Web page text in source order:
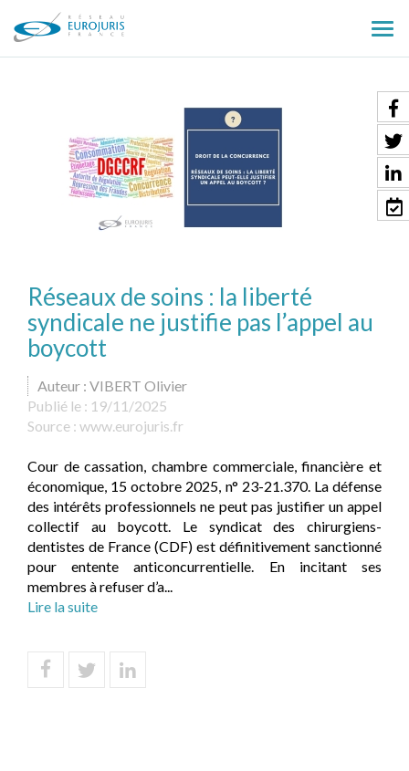
le
Réseaux de soins : la liberté
syndicale ne justifie pas l’appel au
boycott
Auteur : VIBERT Olivier
Publié le : 19/11/2025
Source : www.eurojuris.fr
Cour de cassation, chambre commerciale, financière et
économique, 15 octobre 2025, n° 23-21.370. La défense
des intérêts professionnels ne peut pas justifier un appel
collectif au boycott. Le syndicat des chirurgiens-
dentistes de France (CDF) est définitivement sanctionné
pour entente anticoncurrentielle. En incitant ses
membres à refuser d’a...
Lire la suite